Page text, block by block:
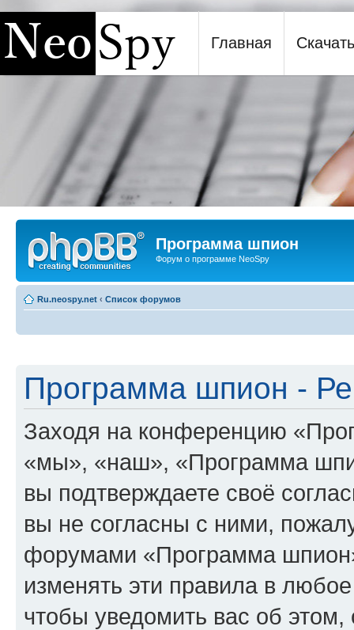
Программа шпион NeoSpy
Главная Скачать
Программа шпион
Форум о программе NeoSpy
Ru.neospy.net ‹ Список форумов
Программа шпион -
Заходя на конференцию
«мы», «наш», «Программа
вы подтверждаете своё
вы не согласны с ними,
форумами «Программа
изменять эти правила в
чтобы уведомить вас об